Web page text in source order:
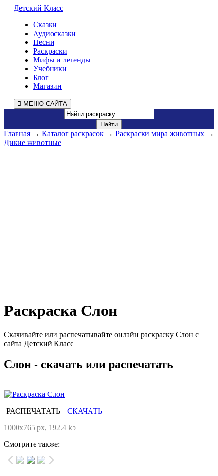
Детский Класс
Сказки
Аудиосказки
Песни
Раскраски
Мифы и легенды
Учебники
Блог
Магазин
МЕНЮ САЙТА
Главная → Каталог раскрасок → Раскраски мира животных →
Дикие животные
Раскраска Слон
Скачивайте или распечатывайте онлайн раскраску Слон с
сайта Детский Класс
Слон - скачать или распечатать
РАСПЕЧАТАТЬ
СКАЧАТЬ
1000x765 px, 192.4 kb
Смотрите также: